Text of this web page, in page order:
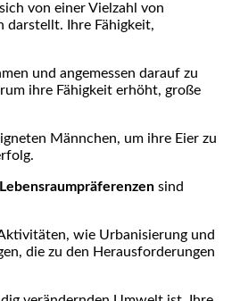
⁣von einer Vielzahl von
darstellt. Ihre Fähigkeit,
und angemessen darauf⁢ zu
ihre Fähigkeit erhöht, ⁤große
‍Männchen, um ‍ihre⁤ Eier zu
Lebensraumpräferenzen sind
wie Urbanisierung und
‍die⁣ zu den Herausforderungen‌